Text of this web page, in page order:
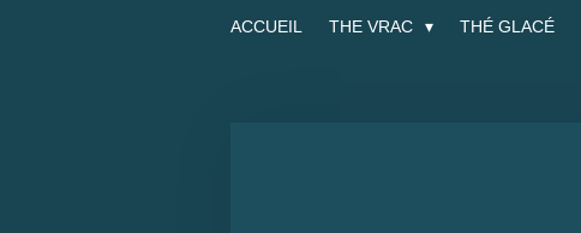
ACCUEIL THE VRAC THÉ GLACÉ